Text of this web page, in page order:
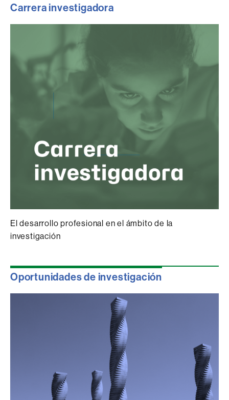
Carrera investigadora
El desarrollo profesional en el ámbito de la
investigación
Oportunidades de investigación